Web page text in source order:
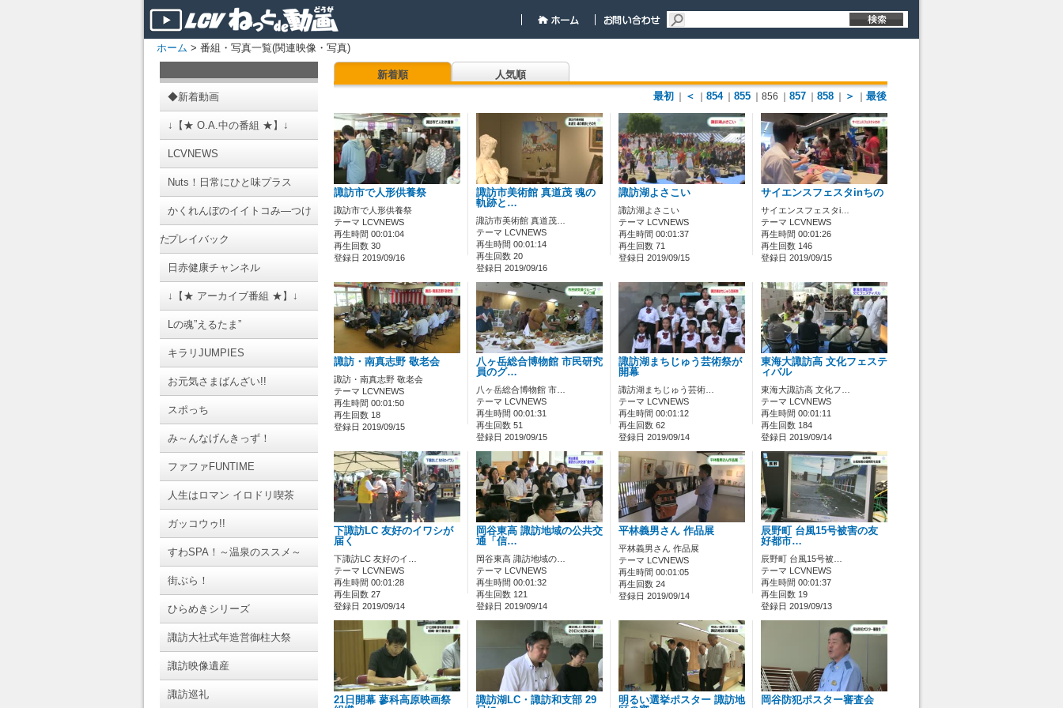
ホーム > 番組・写真一覧(関連映像・写真)
◆新着動画
↓【★ O.A.中の番組 ★】↓
LCVNEWS
Nuts！日常にひと味プラス
かくれんぼのイイトコみ―つけ
たプレイバック
日赤健康チャンネル
↓【★ アーカイブ番組 ★】↓
Lの魂”えるたま”
キラリJUMPIES
お元気さまばんざい!!
スポっち
み～んなげんきっず！
ファファFUNTIME
人生はロマン イロドリ喫茶
ガッコウゥ!!
すわSPA！～温泉のススメ～
街ぶら！
ひらめきシリーズ
諏訪大社式年造営御柱大祭
諏訪映像遺産
諏訪巡礼
新着順
人気順
最初
＜ 854 855 ｜856 857 858 ＞ 最後
諏訪市で人形供養祭
諏訪市で人形供養祭
テーマ LCVNEWS
再生時間 00:01:04
再生回数 30
登録日 2019/09/16
諏訪市美術館 真道茂 魂の
軌跡と…
諏訪市美術館 真道茂…
テーマ LCVNEWS
再生時間 00:01:14
再生回数 20
登録日 2019/09/16
諏訪湖よさこい
諏訪湖よさこい
テーマ LCVNEWS
再生時間 00:01:37
再生回数 71
登録日 2019/09/15
サイエンスフェスタinちの
サイエンスフェスタi…
テーマ LCVNEWS
再生時間 00:01:26
再生回数 146
登録日 2019/09/15
諏訪・南真志野 敬老会
諏訪・南真志野 敬老会
テーマ LCVNEWS
再生時間 00:01:50
再生回数 18
登録日 2019/09/15
八ヶ岳総合博物館 市民研究
員のグ…
八ヶ岳総合博物館 市…
テーマ LCVNEWS
再生時間 00:01:31
再生回数 51
登録日 2019/09/15
諏訪湖まちじゅう芸術祭が
開幕
諏訪湖まちじゅう芸術…
テーマ LCVNEWS
再生時間 00:01:12
再生回数 62
登録日 2019/09/14
東海大諏訪高 文化フェステ
ィバル
東海大諏訪高 文化フ…
テーマ LCVNEWS
再生時間 00:01:11
再生回数 184
登録日 2019/09/14
下諏訪LC 友好のイワシが
届く
下諏訪LC 友好のイ…
テーマ LCVNEWS
再生時間 00:01:28
再生回数 27
登録日 2019/09/14
岡谷東高 諏訪地域の公共交
通「信…
岡谷東高 諏訪地域の…
テーマ LCVNEWS
再生時間 00:01:32
再生回数 121
登録日 2019/09/14
平林義男さん 作品展
平林義男さん 作品展
テーマ LCVNEWS
再生時間 00:01:05
再生回数 24
登録日 2019/09/14
辰野町 台風15号被害の友
好都市…
辰野町 台風15号被…
テーマ LCVNEWS
再生時間 00:01:37
再生回数 19
登録日 2019/09/13
21日開幕 蓼科高原映画祭
諏訪湖LC・諏訪和支部 29
明るい選挙ポスター 諏訪地
岡谷防犯ポスター審査会